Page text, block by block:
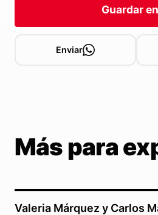
Guardar en
Enviar
Más para
Valeria Márquez y Carlos